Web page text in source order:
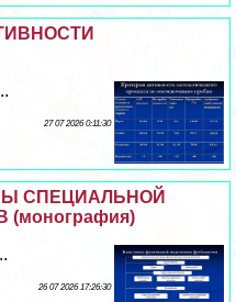
27 07 2026 0:11:30
СПЕЦИАЛЬНОЙ
26 07 2026 17:26:30